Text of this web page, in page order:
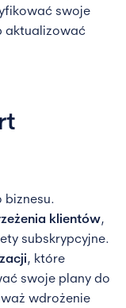
swoje
aktualizować
biznesu.
klientów,
subskrypcyjne.
, które
swoje plany do
wdrożenie